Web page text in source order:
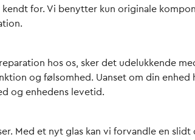
for. Vi benytter kun originale
hos os, sker det udelukkende
og følsomhed. Uanset om din
og enhedens levetid.
Med et nyt glas kan vi forvandle en